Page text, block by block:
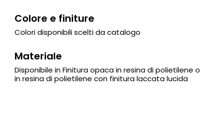
Colore e finiture
Colori disponibili scelti da catalogo
Materiale
Disponibile in Finitura opaca in resina di polietilene o
in resina di polietilene con finitura laccata lucida